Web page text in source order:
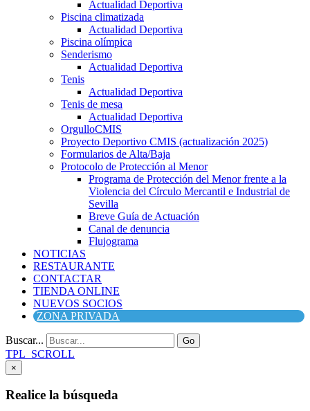
Actualidad Deportiva
Piscina climatizada
Actualidad Deportiva
Piscina olímpica
Senderismo
Actualidad Deportiva
Tenis
Actualidad Deportiva
Tenis de mesa
Actualidad Deportiva
OrgulloCMIS
Proyecto Deportivo CMIS (actualización 2025)
Formularios de Alta/Baja
Protocolo de Protección al Menor
Programa de Protección del Menor frente a la
Violencia del Círculo Mercantil e Industrial de
Sevilla
Breve Guía de Actuación
Canal de denuncia
Flujograma
NOTICIAS
RESTAURANTE
CONTACTAR
TIENDA ONLINE
NUEVOS SOCIOS
ZONA PRIVADA
Buscar... Go
TPL_SCROLL
×
Realice la búsqueda